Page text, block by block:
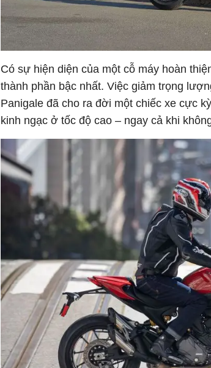
Có sự hiện diện của một cỗ máy hoàn
thành phần bậc nhất. Việc giảm trọng
Panigale đã cho ra đời một chiếc xe cực
kinh ngạc ở tốc độ cao – ngay cả khi